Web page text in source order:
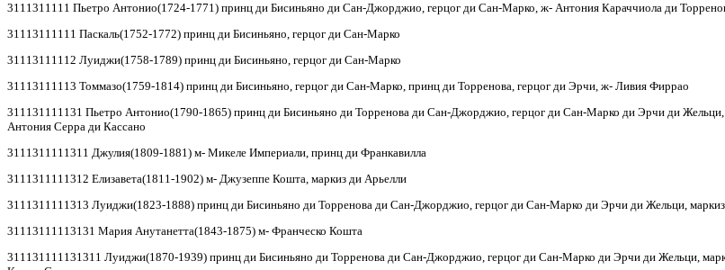
3111311111 Пьетро Антонио(1724-1771) принц ди Бисиньяно ди Сан-Джорджио, герцог ди Сан-Марко, ж- Антония Караччиола ди
31113111111 Паскаль(1752-1772) принц ди Бисиньяно, герцог ди Сан-Марко
31113111112 Луиджи(1758-1789) принц ди Бисиньяно, герцог ди Сан-Марко
31113111113 Томмазо(1759-1814) принц ди Бисиньяно, герцог ди Сан-Марко, принц ди Торренова, герцог ди Эрчи, ж- Ливия Фиррао
311131111131 Пьетро Антонио(1790-1865) принц ди Бисиньяно ди Торренова ди Сан-Джорджио, герцог ди Сан-Марко ди Эрчи ди
Антония Серра ди Кассано
3111311111311 Джулия(1809-1881) м- Микеле Империали, принц ди Франкавилла
3111311111312 Елизавета(1811-1902) м- Джузеппе Кошта, маркиз ди Арьелли
3111311111313 Луиджи(1823-1888) принц ди Бисиньяно ди Торренова ди Сан-Джорджио, герцог ди Сан-Марко ди Эрчи ди Жельци, маркиз
31113111113131 Мария Анутанетта(1843-1875) м- Франческо Кошта
311131111131311 Луиджи(1870-1939) принц ди Бисиньяно ди Торренова ди Сан-Джорджио, герцог ди Сан-Марко ди Эрчи ди Жельци,